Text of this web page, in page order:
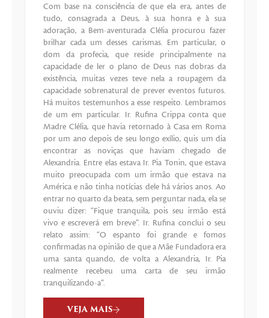
Com base na consciência de que ela era, antes de
tudo, consagrada a Deus, à sua honra e à sua
adoração, a Bem-aventurada Clélia procurou fazer
brilhar cada um desses carismas. Em particular, o
dom da profecia, que reside principalmente na
capacidade de ler o plano de Deus nas dobras da
existência, muitas vezes teve nela a roupagem da
capacidade sobrenatural de prever eventos futuros.
Há muitos testemunhos a esse respeito. Lembramos
de um em particular. Ir. Rufina Crippa conta que
Madre Clélia, que havia retornado à Casa em Roma
por um ano depois de seu longo exílio, quis um dia
encontrar as noviças que haviam chegado de
Alexandria. Entre elas estava Ir. Pia Tonin, que estava
muito preocupada com um irmão que estava na
América e não tinha notícias dele há vários anos. Ao
entrar no quarto da beata, sem perguntar nada, ela se
ouviu dizer: “Fique tranquila, pois seu irmão está
vivo e escreverá em breve”. Ir. Rufina conclui o seu
relato assim: “O espanto foi grande e fomos
confirmadas na opinião de que a Mãe Fundadora era
uma santa quando, de volta a Alexandria, Ir. Pia
realmente recebeu uma carta de seu irmão
tranquilizando-a”.
VEJA MAIS